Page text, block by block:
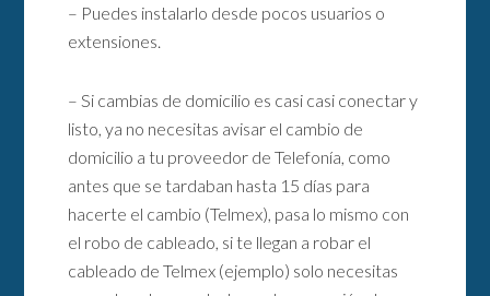
– Puedes instalarlo desde pocos usuarios o
extensiones.
– Si cambias de domicilio es casi casi conectar y
listo, ya no necesitas avisar el cambio de
domicilio a tu proveedor de Telefonía, como
antes que se tardaban hasta 15 días para
hacerte el cambio (Telmex), pasa lo mismo con
el robo de cableado, si te llegan a robar el
cableado de Telmex (ejemplo) solo necesitas